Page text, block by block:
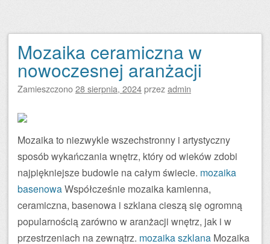
Mozaika ceramiczna w
nowoczesnej aranżacji
Zamieszczono28 sierpnia, 2024przezadmin
Mozaika to niezwykle wszechstronny i artystyczny
sposób wykańczania wnętrz, który od wieków zdobi
najpiękniejsze budowle na całym świecie. mozaika
basenowaWspółcześnie mozaika kamienna,
ceramiczna, basenowa i szklana cieszą się ogromną
popularnością zarówno w aranżacji wnętrz, jak i w
przestrzeniach na zewnątrz. mozaika szklana Mozaika